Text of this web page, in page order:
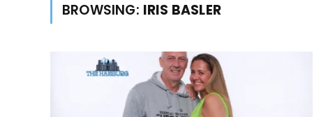
BROWSING: IRIS BASLER